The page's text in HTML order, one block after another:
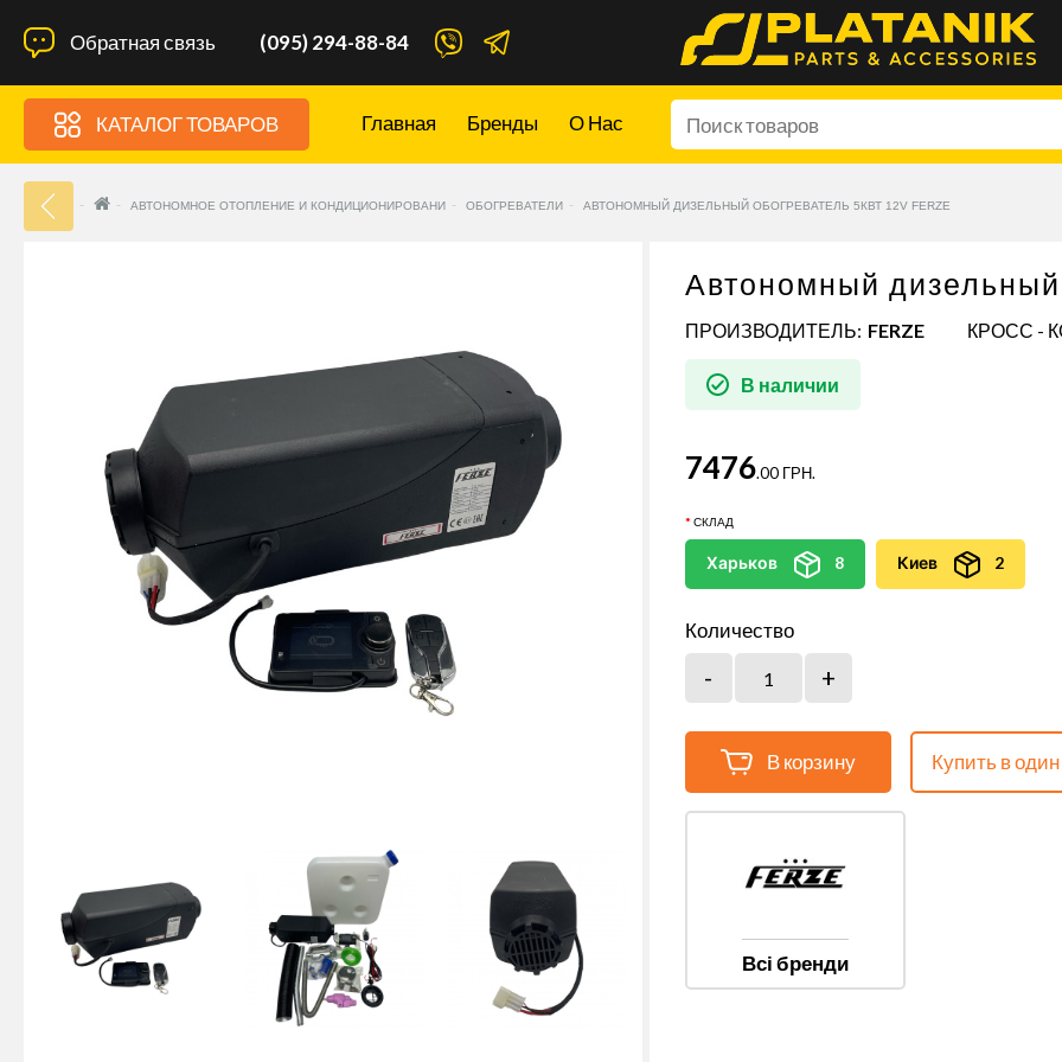
Обратная связь (095) 294-88-84
КАТАЛОГ ТОВАРОВ Главная Бренды О Нас
АВТОНОМНОЕ ОТОПЛЕНИЕ И КОНДИЦИОНИРОВАНИ ОБОГРЕВАТЕЛИ АВТОНОМНЫЙ ДИЗЕЛЬНЫЙ ОБОГРЕВАТЕЛЬ 5КВТ 12V FERZE
Автономный дизельный
ПРОИЗВОДИТЕЛЬ: FERZE КРОСС -
В наличии
7476.00 ГРН.
СКЛАД
Харьков 8 Киев 2
Количество
В корзину Купить в один
Всі бренди